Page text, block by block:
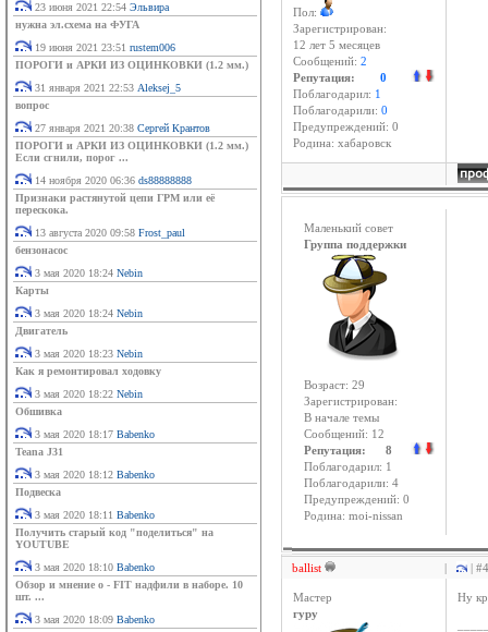
23 июня 2021 22:54 Эльвира
нужна эл.схема на ФУГА
19 июня 2021 23:51 rustem006
ПОРОГИ и АРКИ ИЗ ОЦИНКОВКИ (1.2 мм.)
31 января 2021 22:53 Aleksej_5
вопрос
27 января 2021 20:38 Сергей Крантов
ПОРОГИ и АРКИ ИЗ ОЦИНКОВКИ (1.2 мм.)
Если сгнили, порог ...
14 ноября 2020 06:36 ds88888888
Признаки растянутой цепи ГРМ или её
перескока.
13 августа 2020 09:58 Frost_paul
бензонасос
3 мая 2020 18:24 Nebin
Карты
3 мая 2020 18:24 Nebin
Двигатель
3 мая 2020 18:23 Nebin
Как я ремонтировал ходовку
3 мая 2020 18:22 Nebin
Обшивка
3 мая 2020 18:17 Babenko
Teana J31
3 мая 2020 18:12 Babenko
Подвеска
3 мая 2020 18:11 Babenko
Получить старый код "поделиться" на
YOUTUBE
3 мая 2020 18:10 Babenko
Обзор и мнение о - FIT надфили в наборе. 10
шт. ...
3 мая 2020 18:09 Babenko
Пол:
Зарегистрирован:
12 лет 5 месяцев
Сообщений: 2
Репутация: 0
Поблагодарил: 1
Поблагодарили: 0
Предупреждений: 0
Родина: хабаровск
Маленький совет
Группа поддержки
Возраст: 29
Зарегистрирован:
В начале темы
Сообщений: 12
Репутация: 8
Поблагодарил: 1
Поблагодарили: 4
Предупреждений: 0
Родина: moi-nissan
ballist | |
Мастер
гуру
Ну